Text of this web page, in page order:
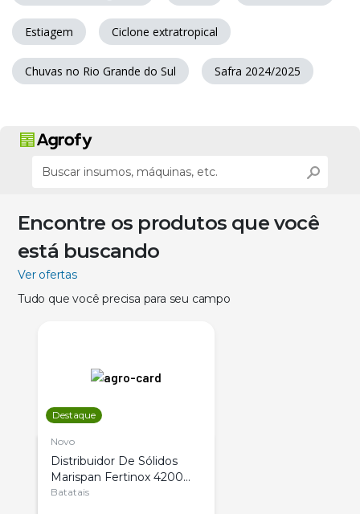
Estiagem Ciclone extratropical
Chuvas no Rio Grande do Sul Safra 2024/2025
Encontre os produtos que você
está buscando
Ver ofertas
Tudo que você precisa para seu campo
Destaque
Novo
Distribuidor De Sólidos
Marispan Fertinox 4200
Citrus
Batatais